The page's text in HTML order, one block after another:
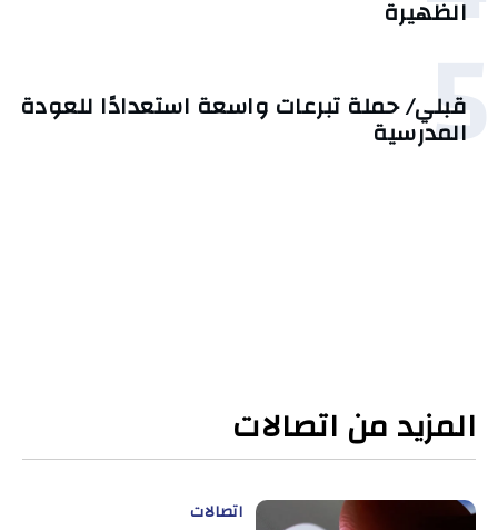
الظهيرة
5
قبلي/ حملة تبرعات واسعة استعدادًا للعودة
المدرسية
المزيد من اتصالات
اتصالات